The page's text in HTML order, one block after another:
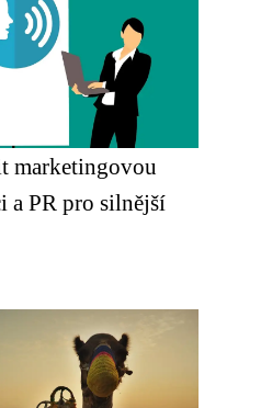
marketingovou
a PR pro silnější